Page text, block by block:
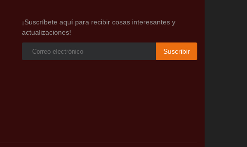
¡Suscríbete aquí para recibir cosas interesantes y
actualizaciones!
Suscribir